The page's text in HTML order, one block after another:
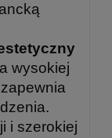
wysokiej
i szerokiej